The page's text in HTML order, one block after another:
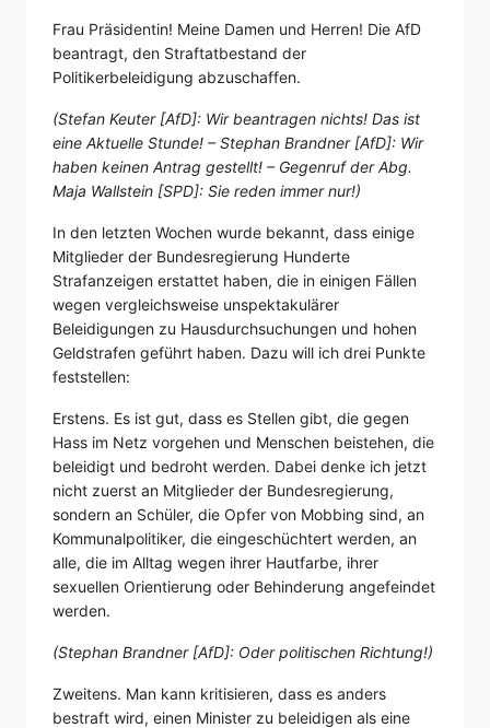
Frau Präsidentin! Meine Damen und Herren! Die AfD
beantragt, den Straftatbestand der
Politikerbeleidigung abzuschaffen.
(Stefan Keuter [AfD]: Wir beantragen nichts! Das ist
eine Aktuelle Stunde! – Stephan Brandner [AfD]: Wir
haben keinen Antrag gestellt! – Gegenruf der Abg.
Maja Wallstein [SPD]: Sie reden immer nur!)
In den letzten Wochen wurde bekannt, dass einige
Mitglieder der Bundesregierung Hunderte
Strafanzeigen erstattet haben, die in einigen Fällen
wegen vergleichsweise unspektakulärer
Beleidigungen zu Hausdurchsuchungen und hohen
Geldstrafen geführt haben. Dazu will ich drei Punkte
feststellen:
Erstens. Es ist gut, dass es Stellen gibt, die gegen
Hass im Netz vorgehen und Menschen beistehen, die
beleidigt und bedroht werden. Dabei denke ich jetzt
nicht zuerst an Mitglieder der Bundesregierung,
sondern an Schüler, die Opfer von Mobbing sind, an
Kommunalpolitiker, die eingeschüchtert werden, an
alle, die im Alltag wegen ihrer Hautfarbe, ihrer
sexuellen Orientierung oder Behinderung angefeindet
werden.
(Stephan Brandner [AfD]: Oder politischen Richtung!)
Zweitens. Man kann kritisieren, dass es anders
bestraft wird, einen Minister zu beleidigen als eine